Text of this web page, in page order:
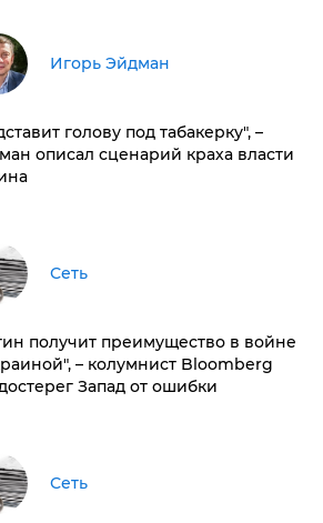
Игорь Эйдман
голову под табакерку", –
описал сценарий краха власти
Сеть
получит преимущество в войне
– колумнист Bloomberg
Запад от ошибки
Сеть